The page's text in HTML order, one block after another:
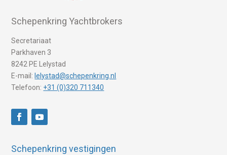
Schepenkring Yachtbrokers
Secretariaat
Parkhaven 3
8242 PE Lelystad
E-mail: lelystad@schepenkring.nl
Telefoon: +31 (0)320 711340
Schepenkring vestigingen